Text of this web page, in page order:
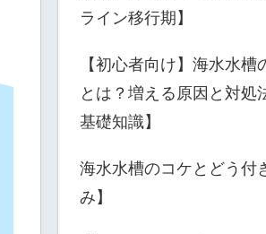
ライン移行期】
【初心者向け】海水水槽
とは？増える原因と対処
基礎知識】
海水水槽のコケとどう付
み】